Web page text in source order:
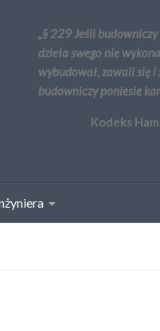
„§ 229 Jeśli
dzieła swego nie
wybudował, zawali się
budowniczy poniesie
Kodeks